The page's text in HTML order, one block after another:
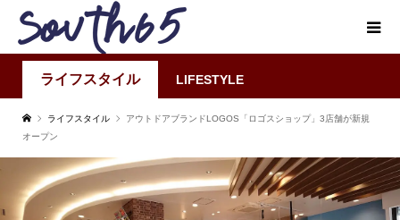
ライフスタイル LIFESTYLE
ライフスタイル
アウトドアブランドLOGOS「ロゴスショップ」3店舗が新規
オープン